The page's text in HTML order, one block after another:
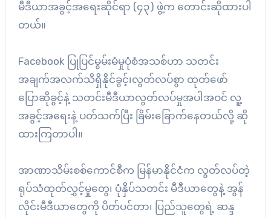
မီဒီယာအခွင့်အရေးဆိုင်ရာ (၄၃) ဖွဲ့က တောင်းဆိုထားပါ
တယ်။
Facebook ပြုပြင်မွမ်းမံမှုပုံစံအသစ်ဟာ သတင်း
အချက်အလက်သိရှိနိုင်ခွင့်၊လွတ်လပ်စွာ ထုတ်ဖော်
ပြောဆိုခွင့်နဲ့ သတင်းမီဒီယာလွတ်လပ်မှုအပါအဝင် လူ့
အခွင့်အရေးနဲ့ ပတ်သက်ပြီး ခြိမ်းခြောက်နေတယ်လို့ ဆို
ထားကြတာပါ။
အာဏာသိမ်းစစ်ကောင်စီက မြန်မာနိုင်ငံက လွတ်လပ်တဲ့
ရုပ်သံထုတ်လွှင့်မှုတွေ၊ ပုံနှိပ်သတင်း မီဒီယာတွေနဲ့ အွန်
လိုင်းမီဒီယာတွေကို ပိတ်ပင်တာ၊ ပြည်သူတွေရဲ့ ဆန္ဒ